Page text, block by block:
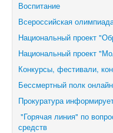
Воспитание
Всероссийская
Национальный проект
Национальный проект
Конкурсы, фестивали,
Бессмертный полк онлайн
Прокуратура
"Горячая линия" по
средств